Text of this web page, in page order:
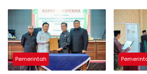
Pemerintah